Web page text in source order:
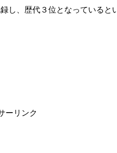
し、歴代３位となっていると
ーリンク